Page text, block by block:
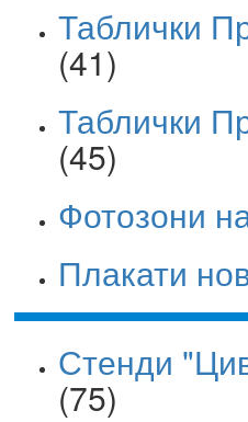
Таблички
(41)
Таблички
(45)
Фотозони
Плакати
Стенди
(75)